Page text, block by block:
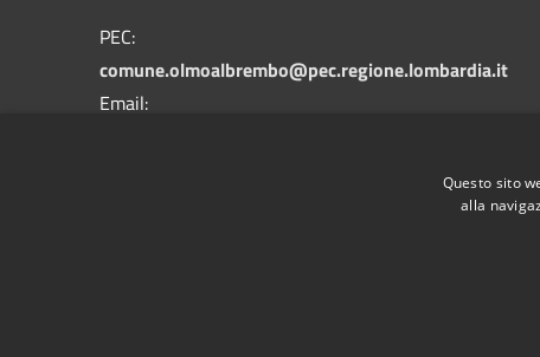
PEC:
comune.olmoalbrembo@pec.regione.lombardia.it
Email:
Questo sito
alla